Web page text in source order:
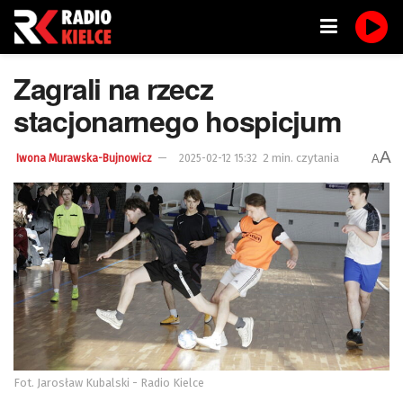
Zagrali na rzecz
stacjonarnego hospicjum
Iwona Murawska-Bujnowicz 2025-02-12 15:32 2 min. czytania AA
Fot. Jarosław Kubalski - Radio Kielce